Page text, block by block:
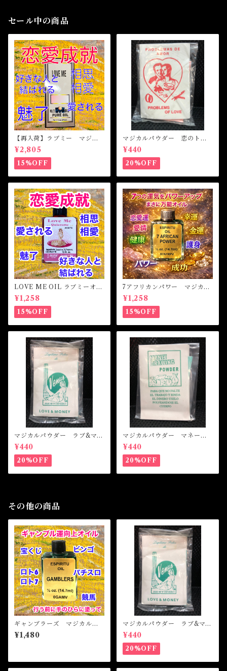
セール中の商品
【再入荷】ラブミー マジカ
ルオイル・魔女オイル Love
Me Magical Oil
¥2,805
15%OFF
マジカルパウダー 恋のトラ
ブル Magical Powder PR
OBLEM OF LOVE
¥440
20%OFF
LOVE ME OIL ラブミーオイ
ル -相思相愛・愛される-
¥1,258
15%OFF
7アフリカンパワー マジカル
オイル・魔女オイル 7AFRI
CAN POWERS Magical Oil
¥1,258
15%OFF
マジカルパウダー ラブ&マネ
ー Magical Powder LOVE
&MONEY
¥440
20%OFF
マジカルパウダー マネード
ローイング Magical Powde
r MONEY DRAWING
¥440
20%OFF
その他の商品
ギャンブラーズ マジカルオ
イル・魔女 GAMBLERS M
agical Oil
¥1,480
マジカルパウダー ラブ&マネ
ー Magical Powder LOVE
&MONEY
¥440
20%OFF